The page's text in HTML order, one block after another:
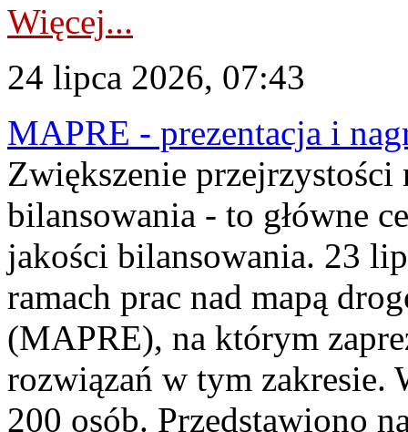
Więcej...
24 lipca 2026, 07:43
MAPRE - prezentacja i
Zwiększenie
bilansowania - to główne
jakości bilansowania. 23
ramach prac nad mapą
(MAPRE), na którym
rozwiązań w tym zakresie.
200 osób. Przedstawiono